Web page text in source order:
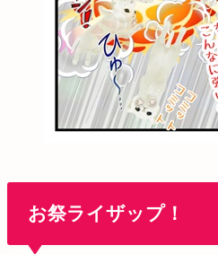
お祭ライザップ！